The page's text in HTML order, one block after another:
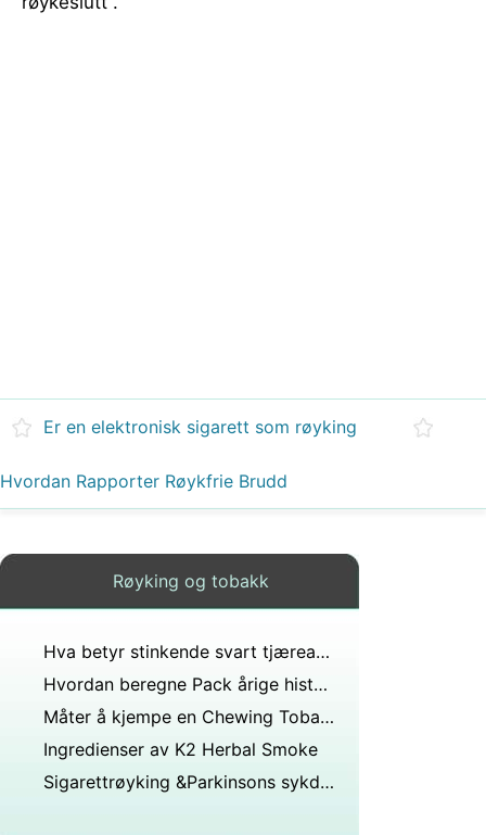
Er en elektronisk sigarett som røyking
Hvordan Rapporter Røykfrie Brudd
Røyking og tobakk
Hva betyr stinkende svart tjæreavføring med en illeluktende lukt?
Hvordan beregne Pack årige historie
Måter å kjempe en Chewing Tobacco Addiction
Ingredienser av K2 Herbal Smoke
Sigarettrøyking &Parkinsons sykdom